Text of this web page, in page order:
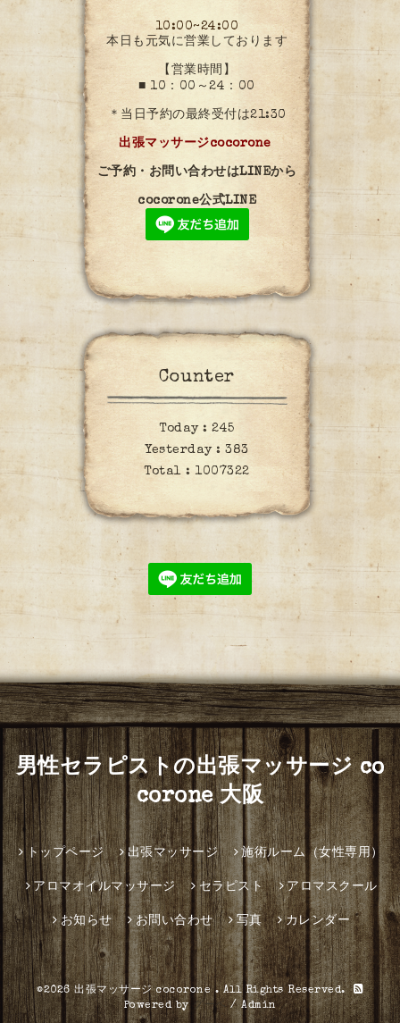
10:00~24:00
本日も元気に営業しております
【営業時間】
■ 10：00～24：00
＊当日予約の最終受付は21:30
出張マッサージcocorone
ご予約・お問い合わせはLINEから
cocorone公式LINE
Counter
Today :245
Yesterday :383
Total :1007322
男性セラピストの出張マッサージ co
corone 大阪
トップページ 出張マッサージ 施術ルーム（女性専用）
アロマオイルマッサージ セラピスト アロマスクール
お知らせ お問い合わせ 写真 カレンダー
©2026出張マッサージ cocorone. All Rights Reserved.
Powered by
グーペ/Admin